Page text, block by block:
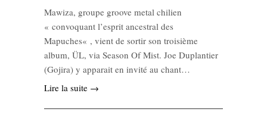
Mawiza, groupe groove metal chilien
« convoquant l’esprit ancestral des
Mapuches« , vient de sortir son troisième
album, ÜL, via Season Of Mist. Joe Duplantier
(Gojira) y apparait en invité au chant…
Lire la suite →